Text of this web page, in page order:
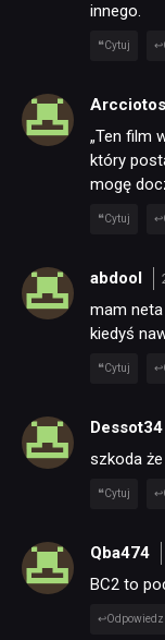
innego.
Cytuj
Arcciotos
„Ten film
który
mogę
Cytuj
abdool
mam
kiedyś
Cytuj
Dessot34
szkoda
Cytuj
Qba474
BC2 to
Odpowiedz